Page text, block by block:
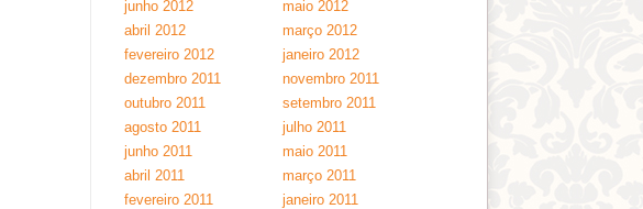
junho 2012
maio 2012
abril 2012
março 2012
fevereiro 2012
janeiro 2012
dezembro 2011
novembro 2011
outubro 2011
setembro 2011
agosto 2011
julho 2011
junho 2011
maio 2011
abril 2011
março 2011
fevereiro 2011
janeiro 2011